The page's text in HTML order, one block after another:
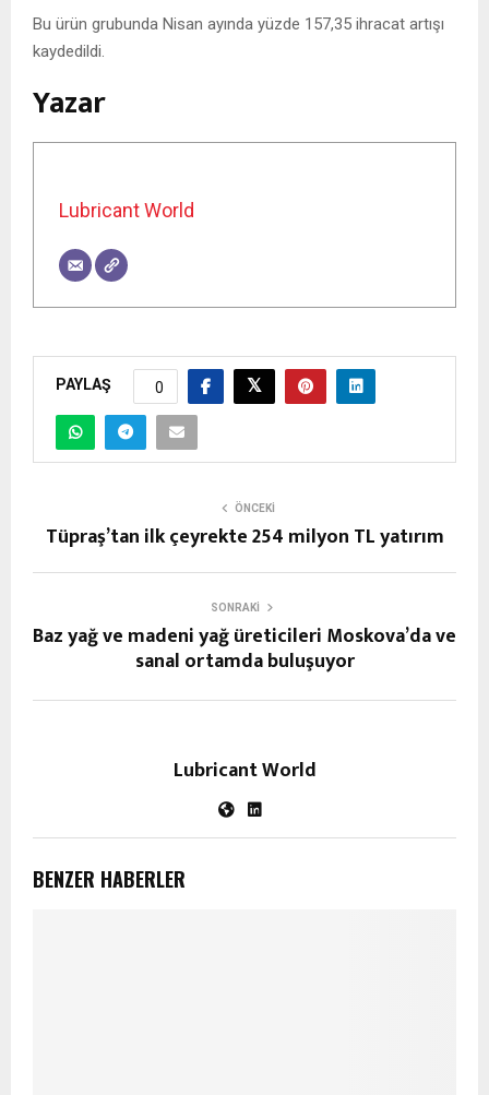
Bu ürün grubunda Nisan ayında yüzde 157,35 ihracat artışı
kaydedildi.
Yazar
Lubricant World
PAYLAŞ 0
ÖNCEKI
Tüpraş’tan ilk çeyrekte 254 milyon TL yatırım
SONRAKI
Baz yağ ve madeni yağ üreticileri Moskova’da ve
sanal ortamda buluşuyor
Lubricant World
BENZER HABERLER